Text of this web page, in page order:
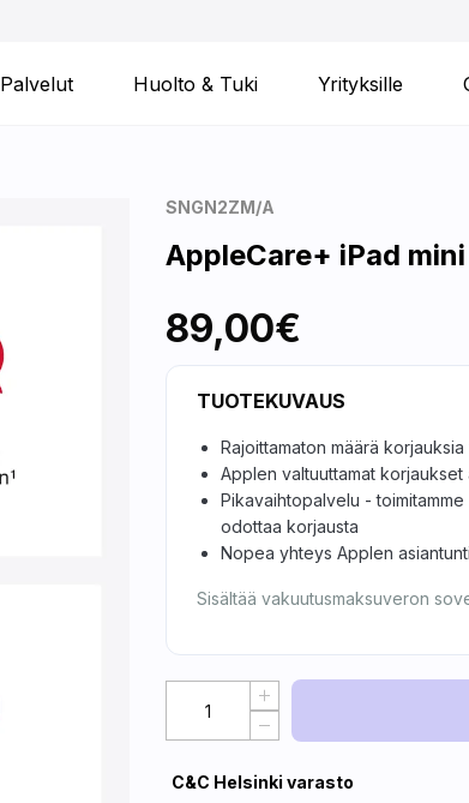
Palvelut Huolto & Tuki Yrityksille
SNGN2ZM/A
AppleCare+ iPad
89,00€
TUOTEKUVAUS
Rajoittamaton määrä
Applen valtuuttamat
Pikavaihtopalvelu -
odottaa korjausta
Nopea yhteys Applen
Sisältää vakuutusmaksuveron
C&C Helsinki varasto